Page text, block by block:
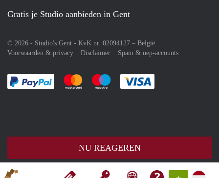
NU REAGEREN
Gratis je Studio aanbieden in Gent
© 2026 - Studio's Gent - KvK nr. 02094127 – België
Voorwaarden & privacy
Disclaimer Spam & nep-accounts
Je rekent gemakkelijk af met Paypal
Je rekent gemakkelijk af met Mastercard
Je rekent gemakkelijk af met Meastro